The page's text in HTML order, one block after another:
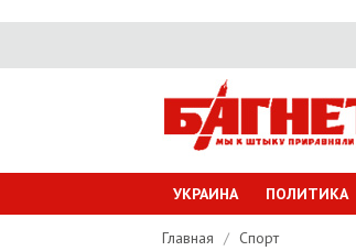
УКРАИНА ПОЛИТИКА
Главная / Спорт